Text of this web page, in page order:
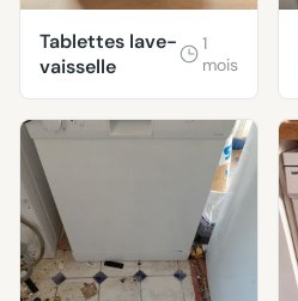
Tablettes lave-
vaisselle
1
mois